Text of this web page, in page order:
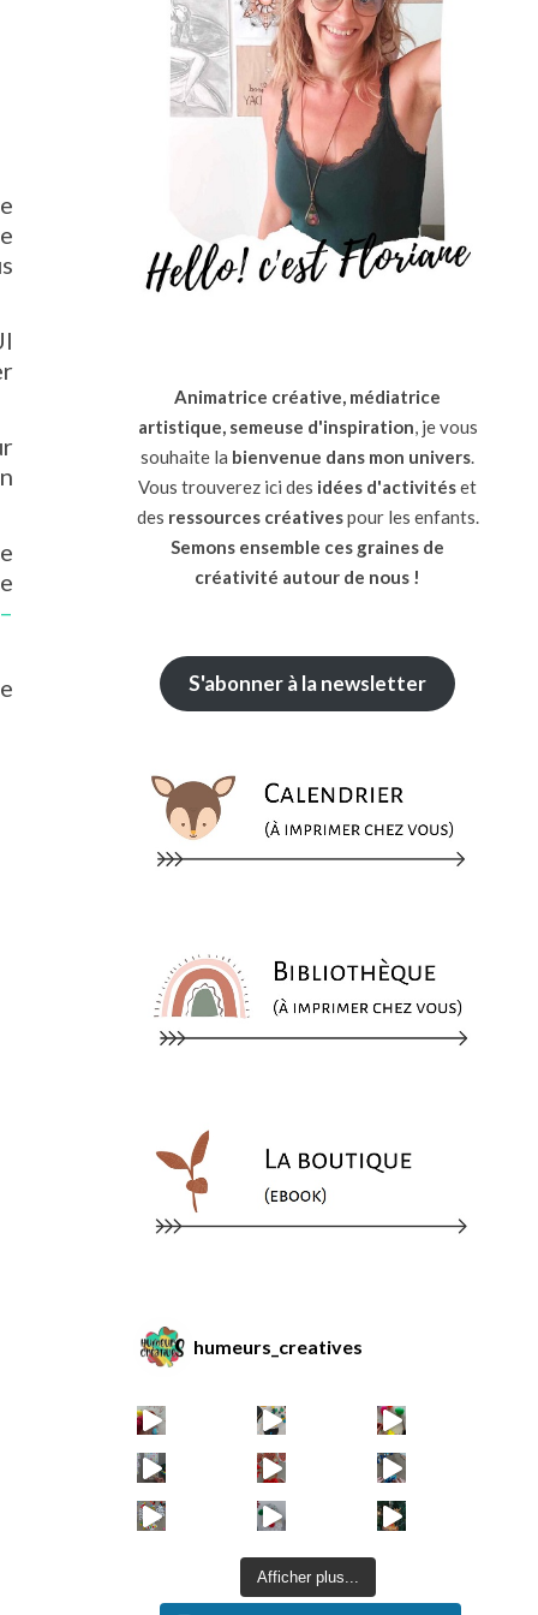
Animatrice créative, médiatrice
artistique, semeuse d'inspiration, je vous
souhaite la bienvenue dans mon univers.
Vous trouverez ici des idées d'activitéset
des ressources créativespour les enfants.
Semons ensemble ces graines de
créativité autour de nous !
S'abonner à la newsletter
humeurs_creatives
Afficher plus...